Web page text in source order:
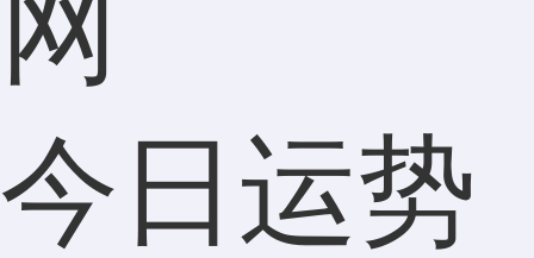
今日运势